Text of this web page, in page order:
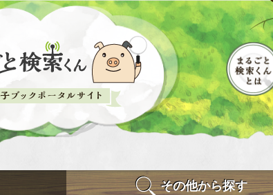
その他から探す